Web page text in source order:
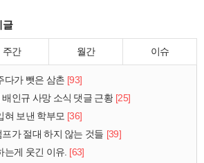
글
주간 월간 이슈
다가 뺏은 삼촌 [93]
배인규 사망 소식 댓글 근황 [25]
혀 보낸 학부모 [36]
가 절대 하지 않는 것들 [39]
는게 웃긴 이유. [63]